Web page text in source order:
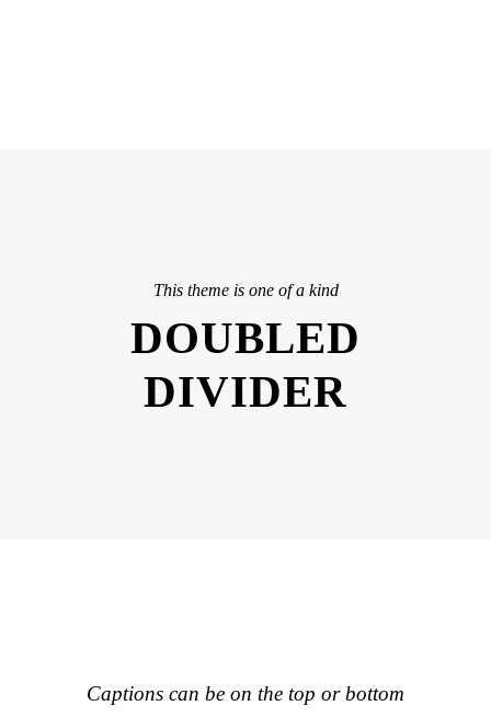
This theme is one of a kind
DOUBLED
DIVIDER
Captions can be on the top or bottom